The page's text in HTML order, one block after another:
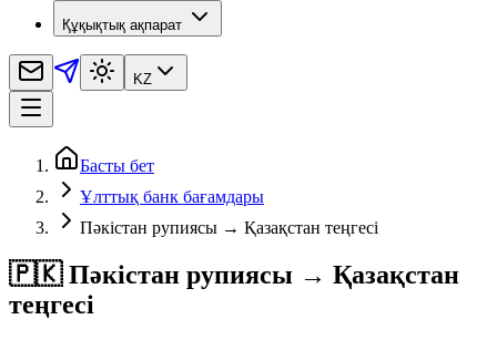
Құқықтық ақпарат
KZ
Басты бет
Ұлттық банк бағамдары
Пәкістан рупиясы → Қазақстан теңгесі
🇵🇰 Пәкістан рупиясы → Қазақстан
теңгесі